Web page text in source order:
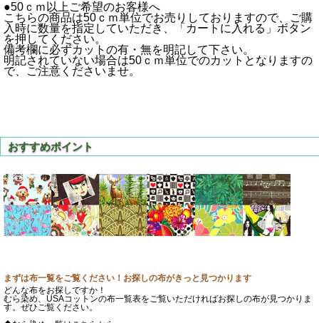
●50ｃｍ以上ご希望のお客様へ
こちらの商品は50ｃｍ単位でお売りしておりますので、ご購
入時に数量を指定していただき、「カートに入れる」ボタン
を押してください。
備考欄に必ずカットの有・無を明記して下さい。
明記されていない場合は50ｃｍ単位でのカットとなりますの
で、ご注意くださいませ。
まずは布一覧をご覧ください！お探しの布がきっと見つかります
どんな布をお探しですか！
むら染め、USAコットンの布一覧表をご覧いただければお探しの布が見つかりま
す。ぜひご覧ください。